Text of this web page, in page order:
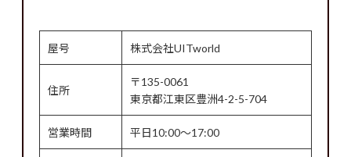
屋号 株式会社UITworld
住所
〒135-0061
東京都江東区豊洲4-2-5-704
営業時間 平日10:00～17:00